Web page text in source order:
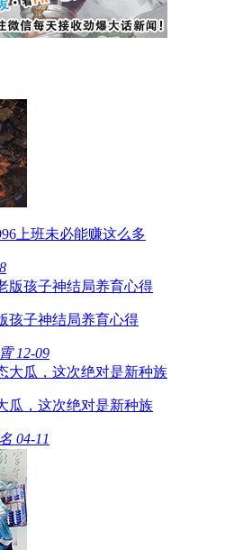
上班未必能赚这么多
孩子神结局养育心得
12-09
瓜，这次绝对是新种族
04-11